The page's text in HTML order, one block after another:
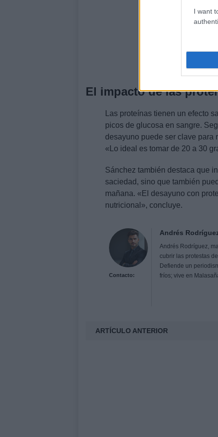
I want
El impacto de las
Las proteínas tienen un efecto
picos de glucosa en sangre.
desayuno puede ser clave para
«Lo ideal es tomar de 20 a 30
Sánchez también destaca que
saciedad, sino que también
mañana. «El desayuno con
nutricional», concluye.
Contacto:
Andrés
Andrés Rodríguez,
cubrir las protestas
Defiende un
fríos; vive en
ARTÍCULO ANTERIOR